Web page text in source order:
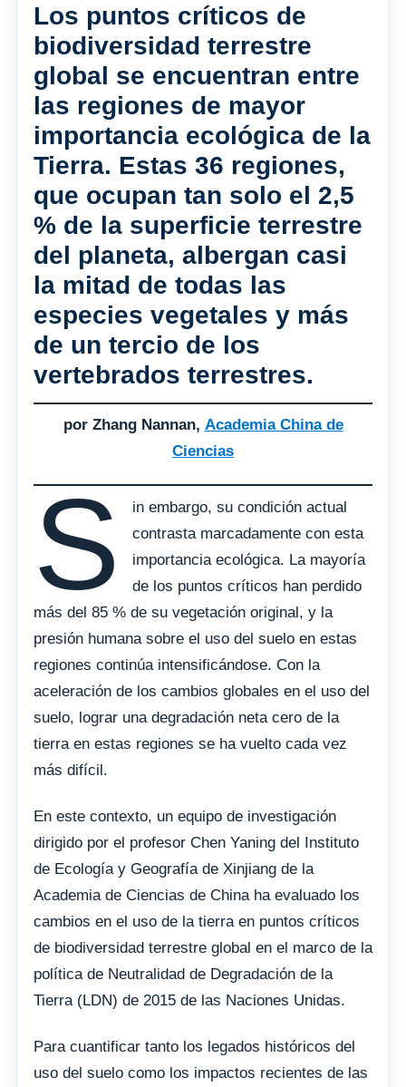
Los puntos críticos de
biodiversidad terrestre
global se encuentran entre
las regiones de mayor
importancia ecológica de la
Tierra. Estas 36 regiones,
que ocupan tan solo el 2,5
% de la superficie terrestre
del planeta, albergan casi
la mitad de todas las
especies vegetales y más
de un tercio de los
vertebrados terrestres.
por Zhang Nannan, Academia China de
Ciencias
S
in embargo, su condición actual
contrasta marcadamente con esta
importancia ecológica. La mayoría
de los puntos críticos han perdido
más del 85 % de su vegetación original, y la
presión humana sobre el uso del suelo en estas
regiones continúa intensificándose. Con la
aceleración de los cambios globales en el uso del
suelo, lograr una degradación neta cero de la
tierra en estas regiones se ha vuelto cada vez
más difícil.
En este contexto, un equipo de investigación
dirigido por el profesor Chen Yaning del Instituto
de Ecología y Geografía de Xinjiang de la
Academia de Ciencias de China ha evaluado los
cambios en el uso de la tierra en puntos críticos
de biodiversidad terrestre global en el marco de la
política de Neutralidad de Degradación de la
Tierra (LDN) de 2015 de las Naciones Unidas.
Para cuantificar tanto los legados históricos del
uso del suelo como los impactos recientes de las